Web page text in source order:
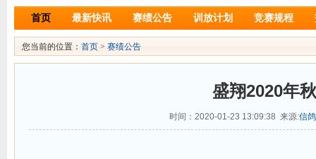
首页 最新快讯 赛绩公告 训放计划 竞赛规程
您当前的位置： 首页 > 赛绩公告
盛翔2020年
时间：2020-01-23 13:09:38 来源:信